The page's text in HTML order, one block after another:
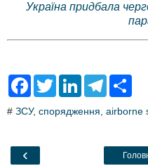
Україна придбала
F
e
o
T
t
L
k
T
e
a
r
# ЗСУ, спорядження airborne
‹